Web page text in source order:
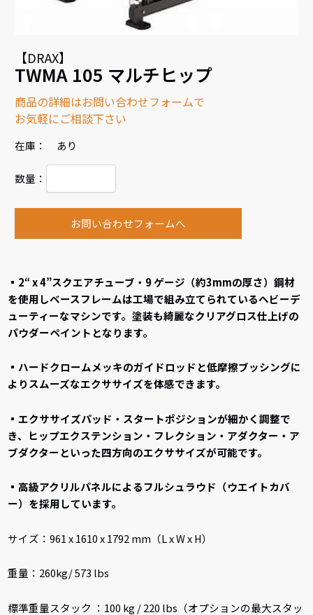
【DRAX】
TWMA 105 マルチヒップ
商品の詳細はお問い合わせフォームで
お気軽にご相談下さい
在庫： あり
数量：
お問い合わせフォームへ
▪2“ x 4”スクエアチューブ・9 ゲージ（約3mmの厚さ）鋼材
を使用しベースフレームは工場で組み立てられているヘビーデ
ューティーなマシンです。塗装も綺麗なクリアグロス仕上げの
パウダーペイントとなります。
▪ハードクロームメッキのガイドロッドと低摩擦ブッシングに
よりスムーズなエクササイズを体感できます。
▪エクササイズパッド・スタートポジションが細かく調整で
き、ヒップエクステンション・フレクション・アダクター・ア
ブダクターといった四方向のエクササイズが可能です。
▪高級アクリルパネルによるフルシュラウド（ウエイトカバ
ー）を採用しています。
サイズ：961 x 1610 x 1792 mm（L x W x H）
重量：260kg/ 573 lbs
標準重量スタック ：100 kg / 220 lbs（オプションの最大スタッ